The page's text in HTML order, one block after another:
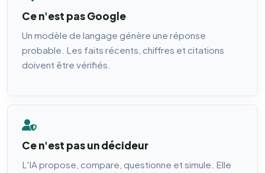
Ce n'est pas Google
Un modèle de langage génère une réponse
probable. Les faits récents, chiffres et citations
doivent être vérifiés.
Ce n'est pas un décideur
L'IA propose, compare, questionne et simule. Elle